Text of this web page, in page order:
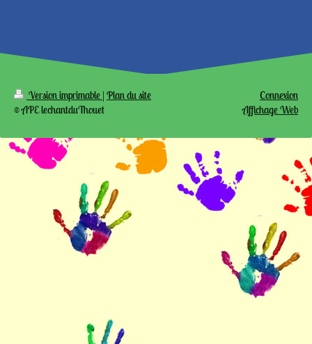
Version imprimable | Plan du site
© APE lechantduThouet
Connexion
Affichage Web